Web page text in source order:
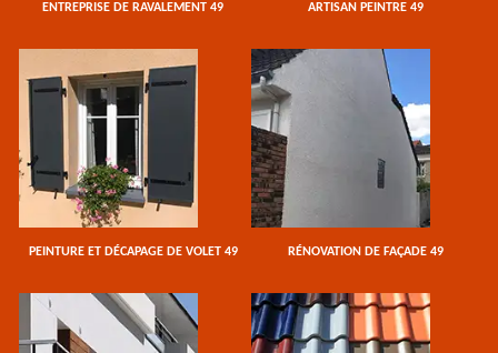
ENTREPRISE DE RAVALEMENT 49 ARTISAN PEINTRE 49
PEINTURE ET DÉCAPAGE DE VOLET 49 RÉNOVATION DE FAÇADE 49